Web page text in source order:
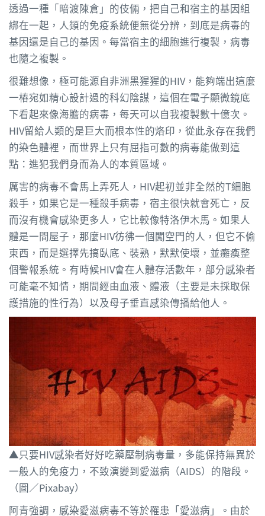
透過一種「暗渡陳倉」的伎倆，把自己和宿主的基因組
綁在一起，人類的免疫系統便無從分辨，到底是病毒的
基因還是自己的基因。每當宿主的細胞進行複製，病毒
也隨之複製。
很難想像，極可能源自非洲黑猩猩的HIV，能夠端出這麼
一樁宛如精心設計過的科幻陰謀，這個在電子顯微鏡底
下看起來像海膽的病毒，每天可以自我複製數十億次。
HIV留給人類的是巨大而根本性的烙印，從此永存在我們
的染色體裡，而世界上只有屈指可數的病毒能做到這
點：進犯我們身而為人的本質區域。
厲害的病毒不會馬上弄死人，HIV起初並非全然的T細胞
殺手，如果它是一種殺手病毒，宿主很快就會死亡，反
而沒有機會感染更多人，它比較像特洛伊木馬。如果人
體是一間屋子，那麼HIV彷彿一個闖空門的人，但它不偷
東西，而是選擇先搞臥底、裝熟，默默使壞，並癱瘓整
個警報系統。有時候HIV會在人體存活數年，部分感染者
可能毫不知情，期間經由血液、體液（主要是未採取保
護措施的性行為）以及母子垂直感染傳播給他人。
▲只要HIV感染者好好吃藥壓制病毒量，多能保持無異於
一般人的免疫力，不致演變到愛滋病（AIDS）的階段。
（圖／Pixabay）
阿青強調，感染愛滋病毒不等於罹患「愛滋病」。由於